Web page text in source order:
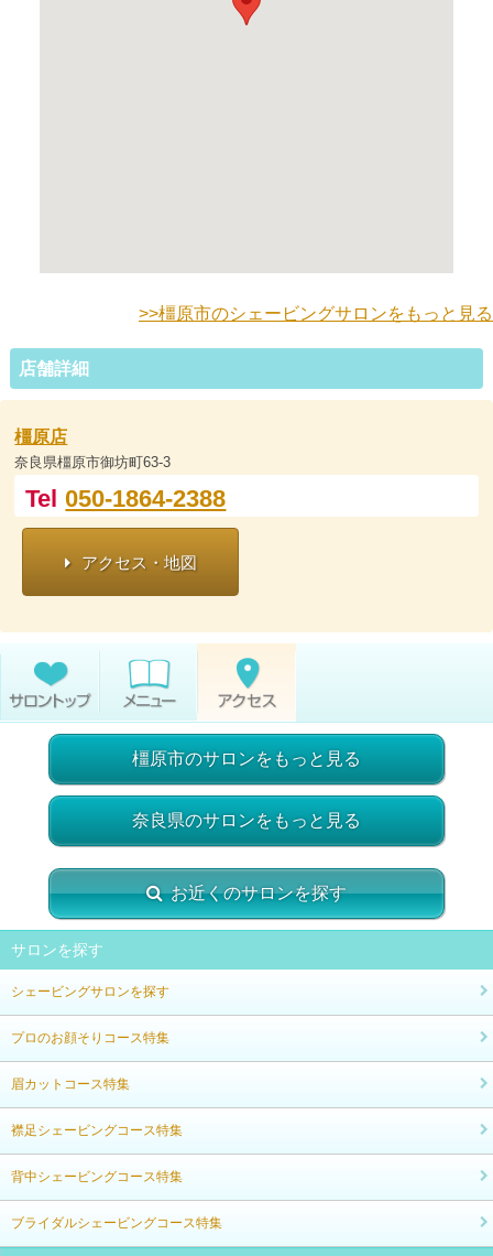
>>橿原市のシェービングサロンをもっと見る
店舗詳細
橿原店
奈良県橿原市御坊町63-3
Tel050-1864-2388
アクセス・地図
橿原市のサロンをもっと見る
奈良県のサロンをもっと見る
お近くのサロンを探す
サロンを探す
シェービングサロンを探す
プロのお顔そりコース特集
眉カットコース特集
襟足シェービングコース特集
背中シェービングコース特集
ブライダルシェービングコース特集